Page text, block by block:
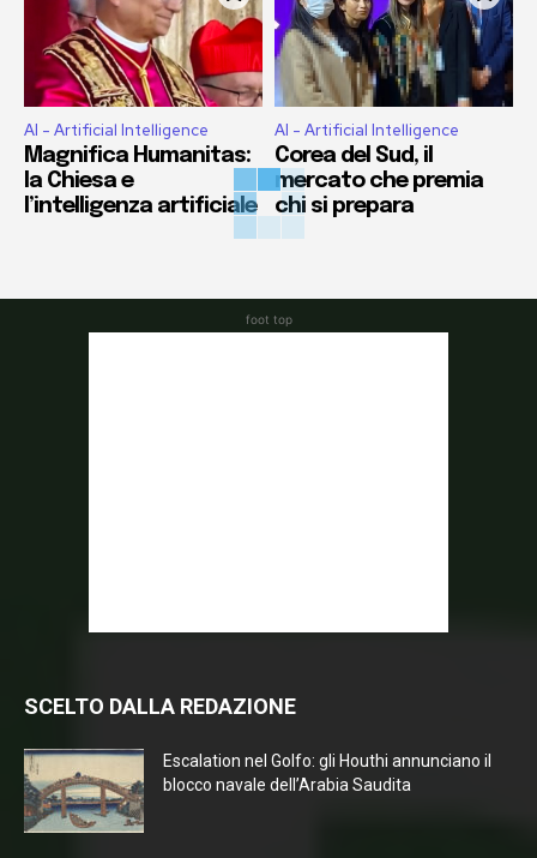
AI - Artificial Intelligence
Magnifica Humanitas:
la Chiesa e
l’intelligenza artificiale
AI - Artificial Intelligence
Corea del Sud, il
mercato che premia
chi si prepara
foot top
SCELTO DALLA REDAZIONE
Escalation nel Golfo: gli Houthi annunciano il
blocco navale dell’Arabia Saudita